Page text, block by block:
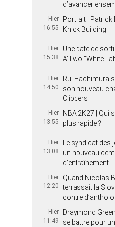
d’avancer
Hier
16:55
Portrait | Patrick
Knick Building
Hier
15:38
Une date de
A’Two “White
Hier
14:50
Rui Hachimura
son nouveau
Clippers
Hier
13:55
NBA 2K27 | Qui
plus rapide ?
Hier
13:08
Le syndicat des
un nouveau
d’entraînement
Hier
12:20
Quand Nicolas
terrassait la
contre
Hier
11:49
Draymond
se battre pour